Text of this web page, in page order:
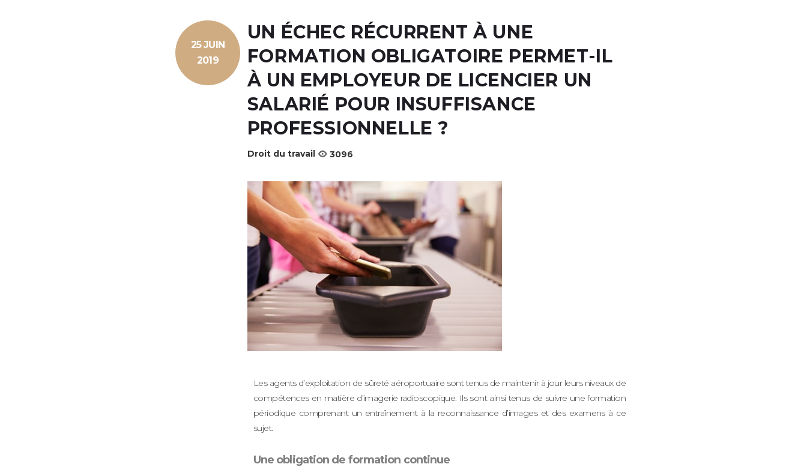
25 JUIN
2019
UN ÉCHEC RÉCURRENT À UNE
FORMATION OBLIGATOIRE PERMET-IL
À UN EMPLOYEUR DE LICENCIER UN
SALARIÉ POUR INSUFFISANCE
PROFESSIONNELLE ?
Droit du travail 3096
Les agents d’exploitation de sûreté aéroportuaire sont tenus de maintenir à jour leurs niveaux de
compétences en matière d’imagerie radioscopique. Ils sont ainsi tenus de suivre une formation
périodique comprenant un entraînement à la reconnaissance d’images et des examens à ce
sujet.
Une obligation de formation continue